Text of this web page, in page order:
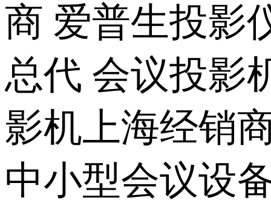
商 爱普生投影
总代 会议投影
影机上海经销
中小型会议设